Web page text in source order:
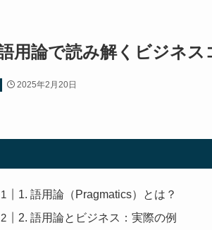
用論で読み解くビジネ
2025年2月20日
1. 語用論（Pragmatics）とは？
2. 語用論とビジネス：実際の例